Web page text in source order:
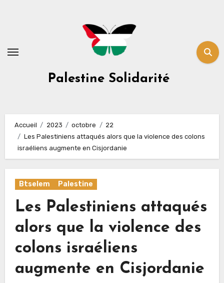
Palestine Solidarité
Accueil 2023 octobre
22
Les Palestiniens attaqués alors que la violence des colons
israéliens augmente en Cisjordanie
Btselem Palestine
Les Palestiniens attaqués
alors que la violence des
colons israéliens
augmente en Cisjordanie